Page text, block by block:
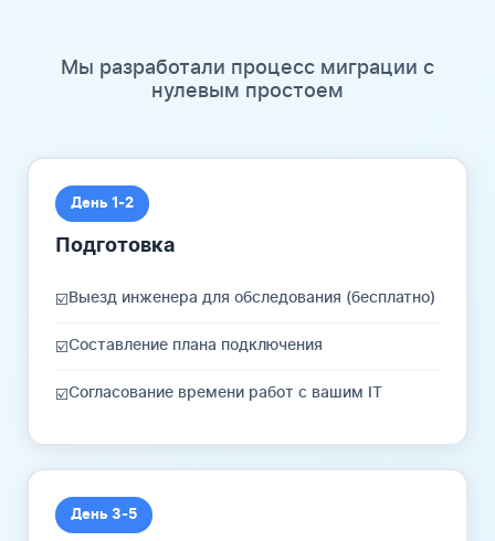
Мы разработали процесс миграции с
нулевым простоем
День 1-2
Подготовка
☑️Выезд инженера для обследования (бесплатно)
☑️Составление плана подключения
☑️Согласование времени работ с вашим IT
День 3-5